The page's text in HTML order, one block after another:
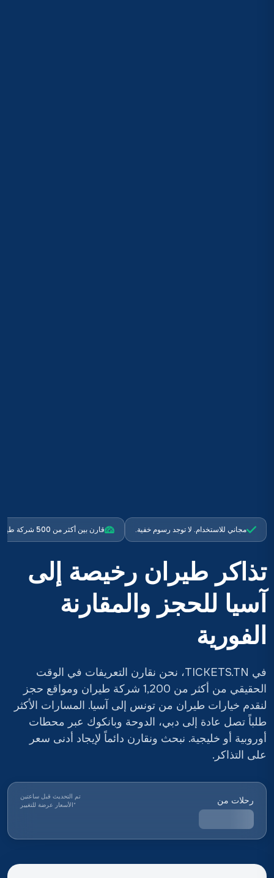
مجاني للاستخدام. لا توجد رسوم خفية. قارن بين أكثر من 500 شركة طيران
تذاكر طيران رخيصة إلى
آسيا للحجز والمقارنة
الفورية
في TICKETS.TN، نحن نقارن التعريفات في الوقت
الحقيقي من أكثر من 1,200 شركة طيران ومواقع حجز
لنقدم خيارات طيران من تونس إلى آسيا. المسارات الأكثر
طلباً تصل عادة إلى دبي، الدوحة وبانكوك عبر محطات
أوروبية أو خليجية. نبحث ونقارن دائماً لإيجاد أدنى سعر
على التذاكر.
رحلات من
تم التحديث قبل ساعتين
*الأسعار عرضة للتغيير